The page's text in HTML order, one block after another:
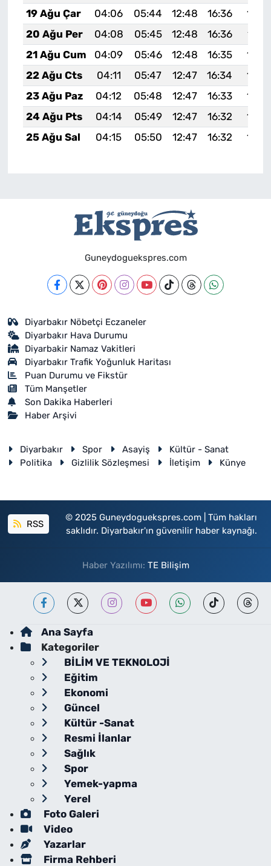
19 Ağu Çar
04:06 05:44 12:48 16:36
20 Ağu Per
04:08 05:45 12:48 16:36
19:41
21 Ağu Cum
04:09 05:46 12:48 16:35
22 Ağu Cts
04:11 05:47 12:47 16:34
23 Ağu Paz
04:12 05:48 12:47 16:33
24 Ağu Pts
04:14 05:49 12:47 16:32
25 Ağu Sal
04:15 05:50 12:47 16:32
Guneydoguekspres.com
Diyarbakır Nöbetçi Eczaneler
Diyarbakır Hava Durumu
Diyarbakir Namaz Vakitleri
Diyarbakır Trafik Yoğunluk Haritası
Puan Durumu ve Fikstür
Tüm Manşetler
Son Dakika Haberleri
Haber Arşivi
Diyarbakır Spor Asayiş
Kültür - Sanat
Politika
Gizlilik Sözleşmesi İletişim Künye
RSS
© 2025 Guneydoguekspres.com | Tüm hakları
saklıdır. Diyarbakır'ın güvenilir haber kaynağı.
Haber Yazılımı: TE Bilişim
Ana Sayfa
Kategoriler
BİLİM VE TEKNOLOJİ
Eğitim
Ekonomi
Güncel
Kültür -Sanat
Resmi İlanlar
Sağlık
Spor
Yemek-yapma
Yerel
Foto Galeri
Video
Yazarlar
Firma Rehberi